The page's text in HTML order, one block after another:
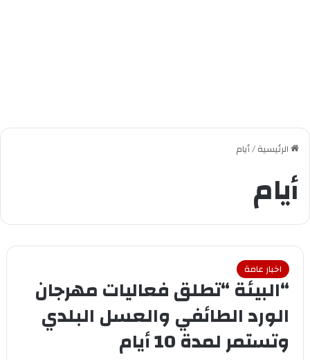
الرئيسية/أيام
أيام
اخبار عامة
“البيئة “تطلق فعاليات مهرجان
الورد الطائفي والعسل البلدي
وتستمر لمدة 10 أيام